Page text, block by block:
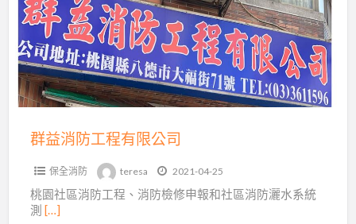
工
程
有
限
公
群益消防工程有限公司
保全消防 teresa 2021-04-25
桃園社區消防工程、消防檢修申報和社區消防灑水系統
測 […]